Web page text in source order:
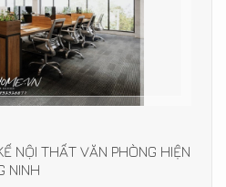
NỘI THẤT VĂN PHÒNG HIỆN
NINH